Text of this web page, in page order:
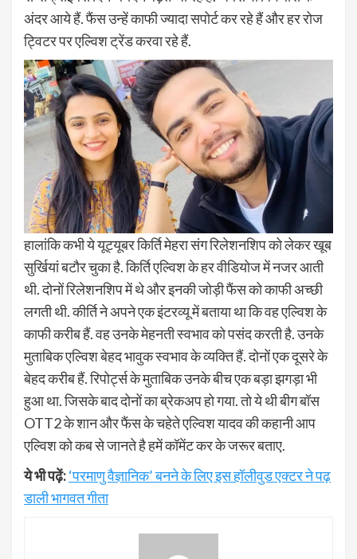
अंदर आये हैं. फैंस उन्हें काफी ज्यादा सपोर्ट कर रहे हैं और हर रोज
ट्विटर पर एल्विश ट्रेंड करवा रहे हैं.
हालांकि कभी ये यूट्यूबर किर्ति मेहरा संग रिलेशनशिप को लेकर खूब
सुर्खियां बटौर चुका है. किर्ति एल्विश के हर वीडियोज में नजर आती
थी. दोनों रिलेशनशिप में थे और इनकी जोड़ी फैंस को काफी अच्छी
लगती थी. कीर्ति ने अपने एक इंटरव्यू में बताया था कि वह एल्विश के
काफी करीब हैं. वह उनके मेहनती स्वभाव को पसंद करती है. उनके
मुताबिक एल्विश बेहद भावुक स्वभाव के व्यक्ति हैं. दोनों एक दूसरे के
बेहद करीब हैं. रिपोर्ट्स के मुताबिक उनके बीच एक बड़ा झगड़ा भी
हुआ था. जिसके बाद दोनों का ब्रेकअप हो गया. तो ये थी बीग बॉस
OTT2 के शान और फैंस के चहेते एल्विश यादव की कहानी आप
एल्विश को कब से जानते है हमें कॉमेंट कर के जरूर बताए.
ये भी पढ़ें:‘परमाणु वैज्ञानिक’ बनने के लिए इस हॉलीवुड एक्टर ने पढ़
डाली भागवत गीता